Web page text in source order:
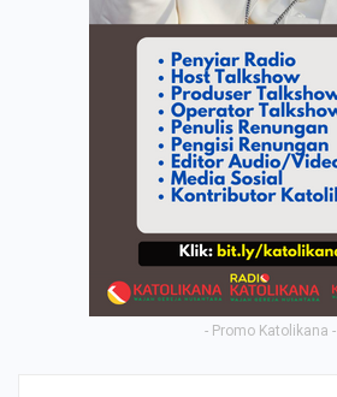
- Promo Katolikana -